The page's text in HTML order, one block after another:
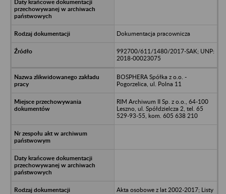
Dokumentacja pracownicza
992700/611/1480/2017-SAK; UNP:
2018-00023075
BOSPHERA Spółka z o.o. -
Pogorzelica, ul. Polna 11
RIM Archiwum II Sp. z o.o., 64-100
Leszno, ul. Spółdzielcza 2, tel. 65
529-93-55, kom. 605 638 210
Akta osobowe z lat 2002-2017; Listy